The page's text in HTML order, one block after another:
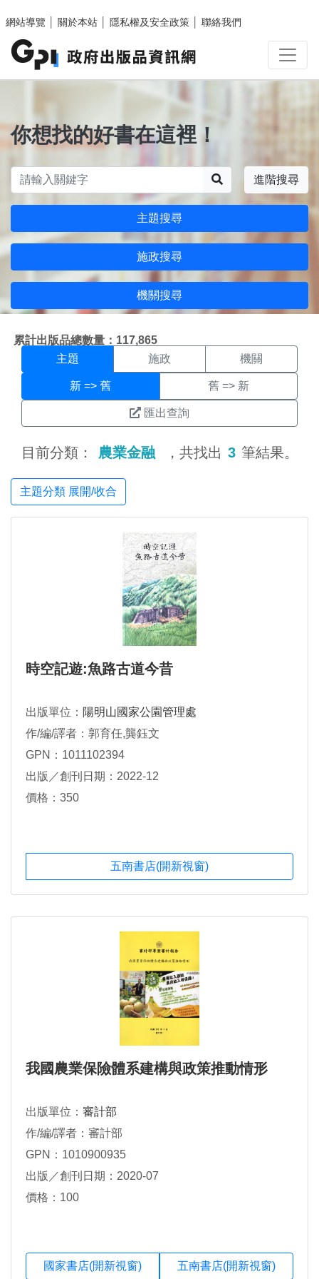
網站導覽
關於本站 隱私權及安全政策 聯絡我們
你想找的好書在這裡！
進階搜尋
主題搜尋
施政搜尋
機關搜尋
累計出版品總數量：117,865
主題搜尋結果頁面
主題 施政 機關
新 => 舊 舊 => 新
匯出查詢
目前分類： 農業金融 ，共找出 3 筆結果。
主題分類 展開/收合
時空記遊:魚路古道今昔
出版單位： 陽明山國家公園管理處
作/編/譯者：郭育任,龔鈺文
GPN：1011102394
出版／創刊日期：2022-12
價格：350
五南書店(開新視窗)
我國農業保險體系建構與政策推動情形
出版單位： 審計部
作/編/譯者：審計部
GPN：1010900935
出版／創刊日期：2020-07
價格：100
國家書店(開新視窗) 五南書店(開新視窗)